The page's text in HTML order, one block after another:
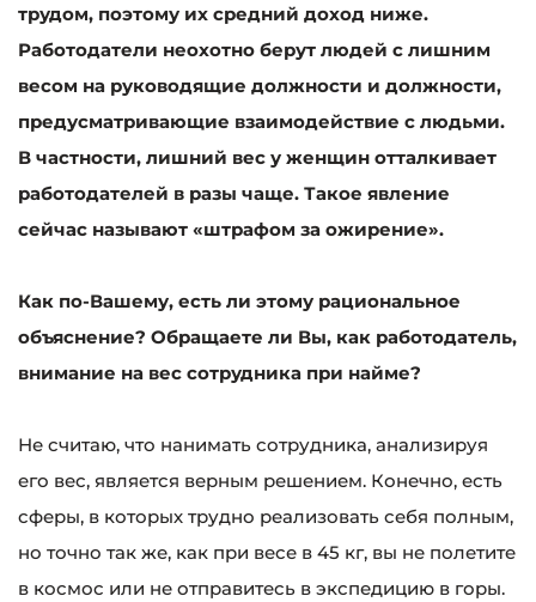
трудом, поэтому их средний доход ниже.
Работодатели неохотно берут людей с лишним
весом на руководящие должности и должности,
предусматривающие взаимодействие с людьми.
В частности, лишний вес у женщин отталкивает
работодателей в разы чаще. Такое явление
сейчас называют «штрафом за ожирение».
Как по-Вашему, есть ли этому рациональное
объяснение? Обращаете ли Вы, как работодатель,
внимание на вес сотрудника при найме?
Не считаю, что нанимать сотрудника, анализируя
его вес, является верным решением. Конечно, есть
сферы, в которых трудно реализовать себя полным,
но точно так же, как при весе в 45 кг, вы не полетите
в космос или не отправитесь в экспедицию в горы.